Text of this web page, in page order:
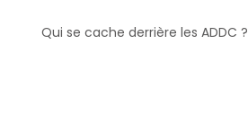
Qui se cache derrière les ADDC ?